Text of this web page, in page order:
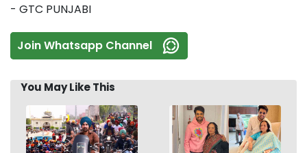
- GTC PUNJABI
Join Whatsapp Channel
You May Like This